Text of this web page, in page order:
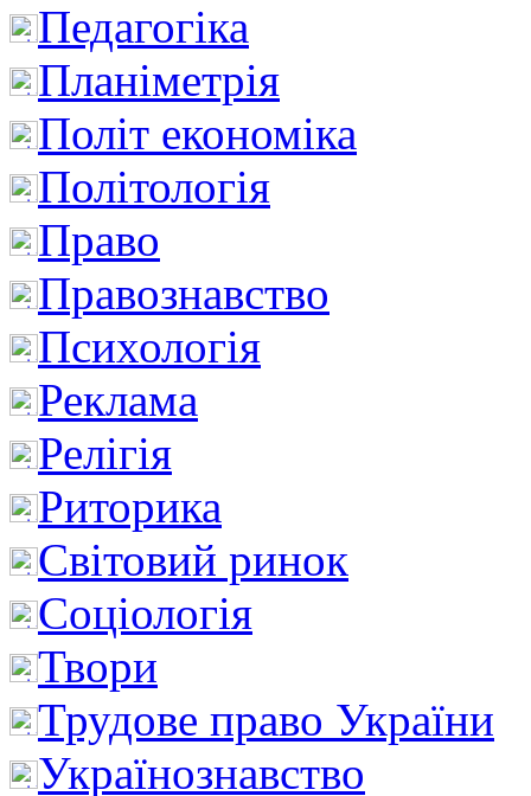
Педагогіка
Планіметрія
Політ економіка
Політологія
Право
Правознавство
Психологія
Реклама
Релігія
Риторика
Світовий ринок
Соціологія
Твори
Трудове право України
Українознавство